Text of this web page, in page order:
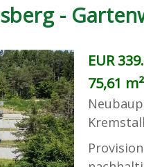
-
EUR
75,61 m²